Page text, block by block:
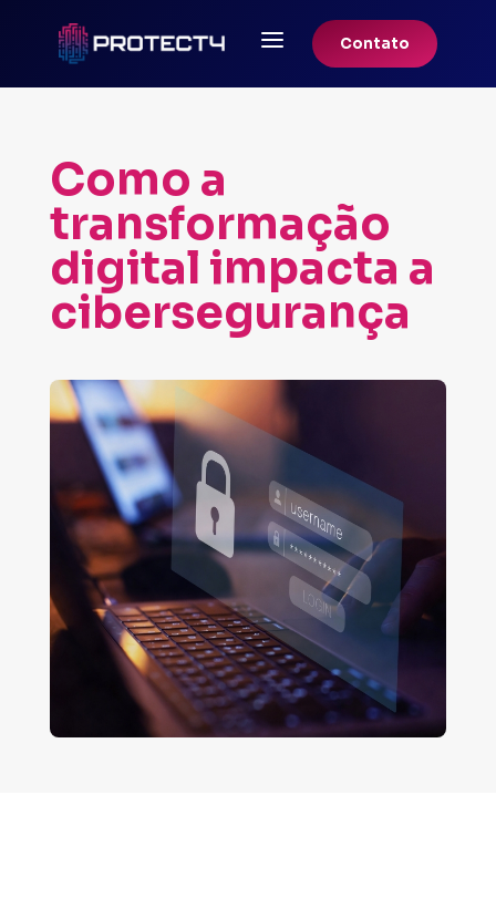
a Contato
Como a
transformação
digital impacta a
cibersegurança